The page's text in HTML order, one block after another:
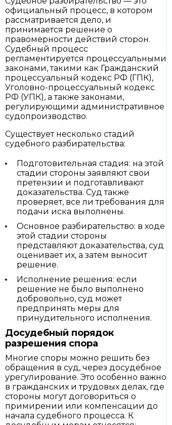
официальный процесс, в котором
рассматривается дело, и
принимается решение о
правомерности действий сторон.
Судебный процесс
регламентируется процессуальными
законами, такими как Гражданский
процессуальный кодекс РФ (ГПК),
Уголовно-процессуальный кодекс
РФ (УПК), а также законами,
регулирующими административное
судопроизводство.
Существует несколько стадий
судебного разбирательства:
Подготовительная стадия: на этой
стадии стороны заявляют свои
претензии и подготавливают
доказательства. Суд также
проверяет, все ли требования для
подачи иска выполнены.
Основное разбирательство: в ходе
этой стадии стороны
представляют доказательства, суд
оценивает их, а затем выносит
решение.
Исполнение решения: если
решение не было выполнено
добровольно, суд может
предпринять меры для
принудительного исполнения.
Досудебный порядок
разрешения спора
Многие споры можно решить без
обращения в суд, через досудебное
урегулирование. Это особенно важно
в гражданских и трудовых делах, где
стороны могут договориться о
примирении или компенсации до
начала судебного процесса. К